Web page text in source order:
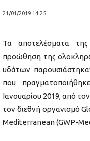
21/01/2019 14:25
Τα αποτελέσματα
προώθηση της
υδάτων
που
Ιανουαρίου 2019, από
τον διεθνή οργανισμό
Mediterranean (GWP-